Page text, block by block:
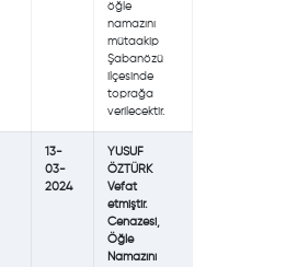
öğle
namazını
mütaakip
Şabanözü
ilçesinde
toprağa
verilecektir.
13-
03-
2024
YUSUF
ÖZTÜRK
Vefat
etmiştir.
Cenazesi,
Öğle
Namazını